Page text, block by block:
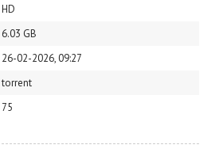
HD
6.03 GB
26-02-2026, 09:27
torrent
75